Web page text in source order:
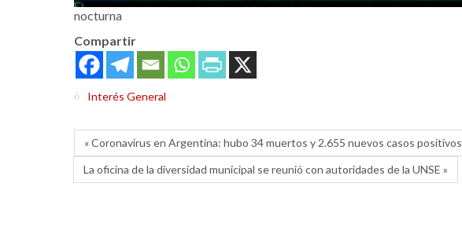
nocturna
Compartir
Interés General
« Coronavirus en Argentina: hubo 34 muertos y 2.655 nuevos casos positivos
La oficina de la diversidad municipal se reunió con autoridades de la UNSE »